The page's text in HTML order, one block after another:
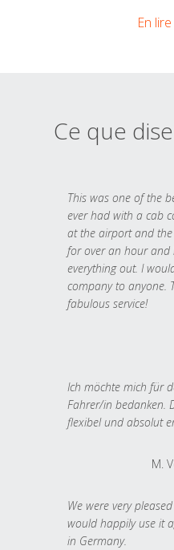
En
Ce que
This was one of the
ever had with a cab
at the airport and
for over an hour and
everything out. I
company to anyone.
fabulous service!
Ich möchte mich für
Fahrer/in bedanken.
flexibel und absolut
M.
We were very
would happily use it
in Germany.